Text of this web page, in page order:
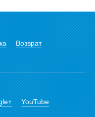
Возврат
YouTube